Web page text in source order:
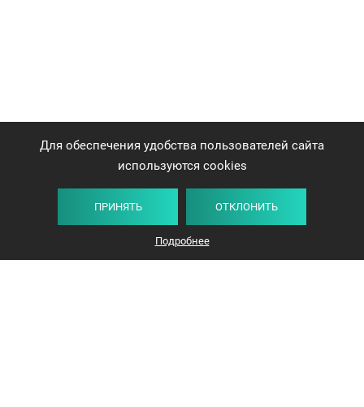
Для обеспечения удобства пользователей сайта
используются cookies
ПРИНЯТЬ ОТКЛОНИТЬ
Подробнее